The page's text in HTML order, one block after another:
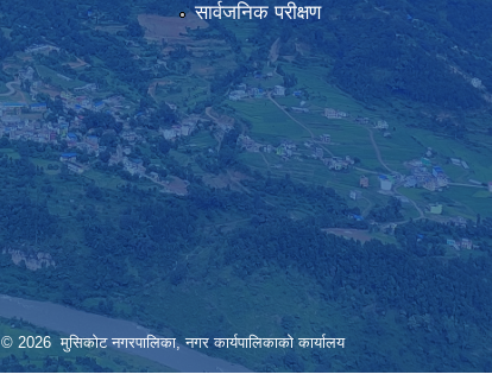
सार्वजनिक परीक्षण
© 2026 मुसिकोट नगरपालिका, नगर कार्यपालिकाकाे कार्यालय